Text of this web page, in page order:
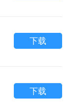
下载
下载